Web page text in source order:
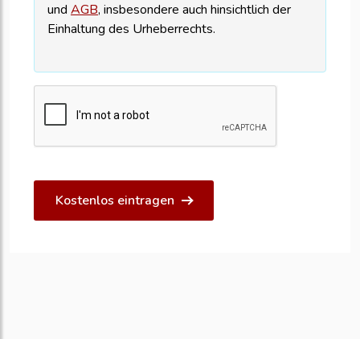
und AGB, insbesondere auch hinsichtlich der
Einhaltung des Urheberrechts.
Kostenlos eintragen